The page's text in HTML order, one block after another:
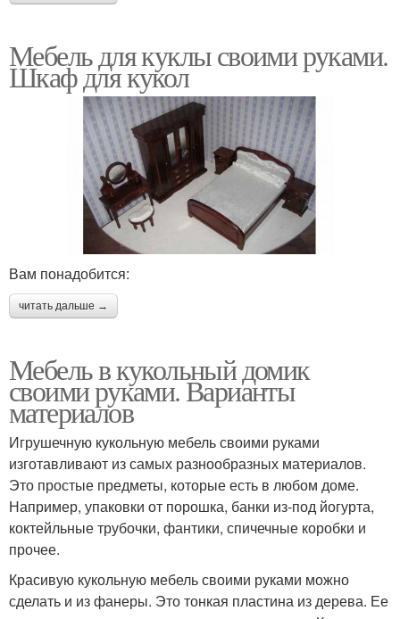
Мебель для куклы своими руками.
Шкаф для кукол
Вам понадобится:
читать дальше →
Мебель в кукольный домик
своими руками. Варианты
материалов
Игрушечную кукольную мебель своими руками
изготавливают из самых разнообразных материалов.
Это простые предметы, которые есть в любом доме.
Например, упаковки от порошка, банки из-под йогурта,
коктейльные трубочки, фантики, спичечные коробки и
прочее.
Красивую кукольную мебель своими руками можно
сделать и из фанеры. Это тонкая пластина из дерева. Ее